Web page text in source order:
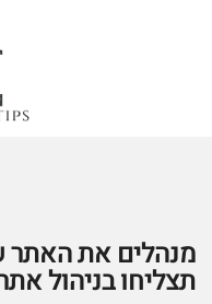
מנהלים את
תצליחו בניהול